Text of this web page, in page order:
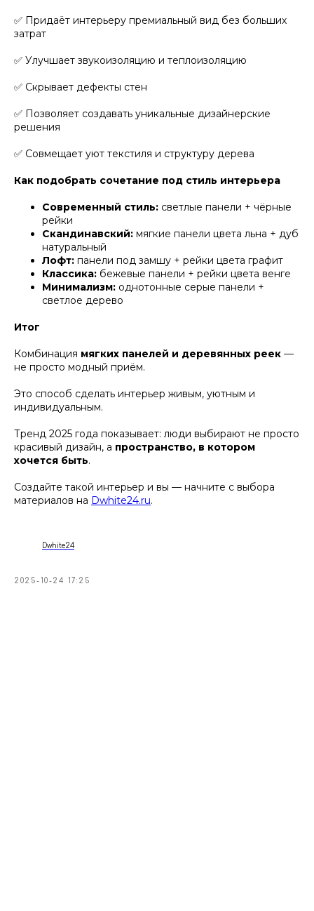
✅ Придаёт интерьеру премиальный вид без больших
затрат
✅ Улучшает звукоизоляцию и теплоизоляцию
✅ Скрывает дефекты стен
✅ Позволяет создавать уникальные дизайнерские
решения
✅ Совмещает уют текстиля и структуру дерева
Как подобрать сочетание под стиль интерьера
Современный стиль: светлые панели + чёрные
рейки
Скандинавский: мягкие панели цвета льна + дуб
натуральный
Лофт: панели под замшу + рейки цвета графит
Классика: бежевые панели + рейки цвета венге
Минимализм: однотонные серые панели +
светлое дерево
Итог
Комбинация мягких панелей и деревянных реек —
не просто модный приём.
Это способ сделать интерьер живым, уютным и
индивидуальным.
Тренд 2025 года показывает: люди выбирают не просто
красивый дизайн, а пространство, в котором
хочется быть.
Создайте такой интерьер и вы — начните с выбора
материалов на Dwhite24.ru.
Dwhite24
2025-10-24 17:25